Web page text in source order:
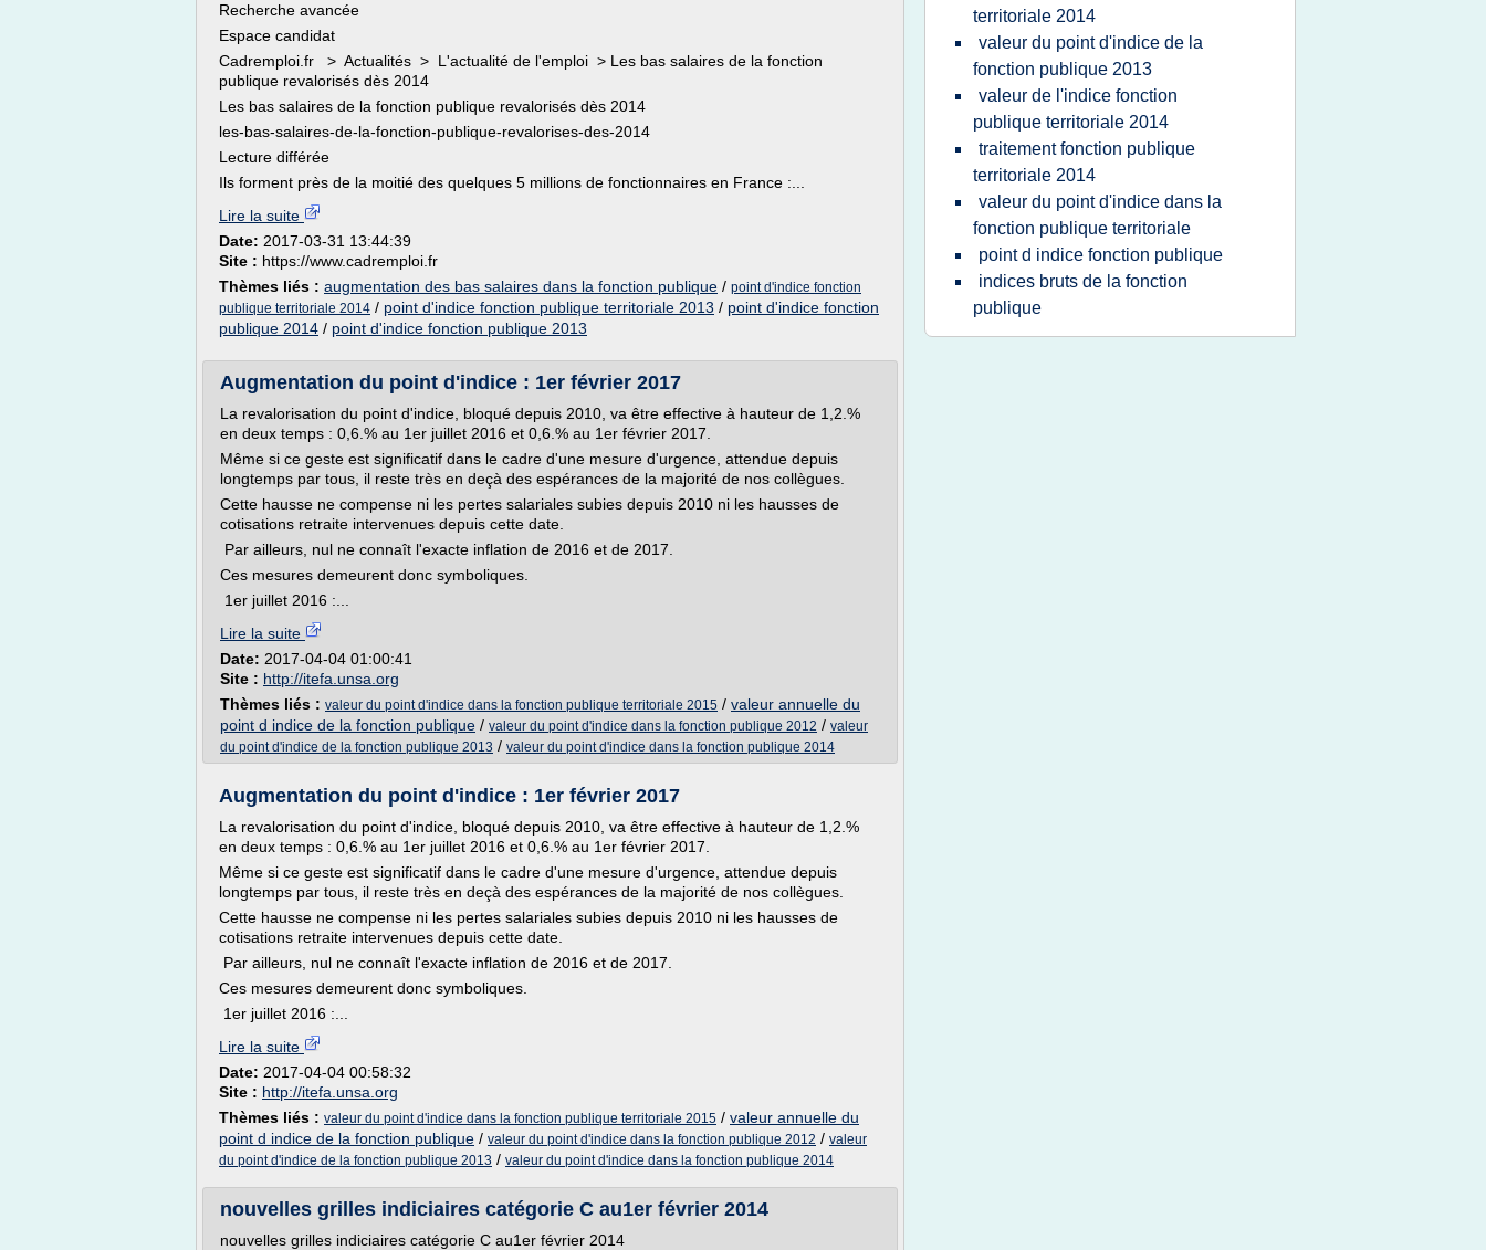
Recherche avancée
Espace candidat
Cadremploi.fr > Actualités > L'actualité de l'emploi > Les bas salaires de la fonction
publique revalorisés dès 2014
Les bas salaires de la fonction publique revalorisés dès 2014
les-bas-salaires-de-la-fonction-publique-revalorises-des-2014
Lecture différée
Ils forment près de la moitié des quelques 5 millions de fonctionnaires en France :...
Lire la suite
Date: 2017-03-31 13:44:39
Site : https://www.cadremploi.fr
Thèmes liés : augmentation des bas salaires dans la fonction publique / point d'indice fonction
publique territoriale 2014 / point d'indice fonction publique territoriale 2013 / point d'indice fonction
publique 2014 / point d'indice fonction publique 2013
Augmentation du point d'indice : 1er février 2017
La revalorisation du point d'indice, bloqué depuis 2010, va être effective à hauteur de 1,2.%
en deux temps : 0,6.% au 1er juillet 2016 et 0,6.% au 1er février 2017.
Même si ce geste est significatif dans le cadre d'une mesure d'urgence, attendue depuis
longtemps par tous, il reste très en deçà des espérances de la majorité de nos collègues.
Cette hausse ne compense ni les pertes salariales subies depuis 2010 ni les hausses de
cotisations retraite intervenues depuis cette date.
Par ailleurs, nul ne connaît l'exacte inflation de 2016 et de 2017.
Ces mesures demeurent donc symboliques.
1er juillet 2016 :...
Lire la suite
Date: 2017-04-04 01:00:41
Site : http://itefa.unsa.org
Thèmes liés : valeur du point d'indice dans la fonction publique territoriale 2015 / valeur annuelle du
point d indice de la fonction publique / valeur du point d'indice dans la fonction publique 2012 / valeur
du point d'indice de la fonction publique 2013 / valeur du point d'indice dans la fonction publique 2014
Augmentation du point d'indice : 1er février 2017
La revalorisation du point d'indice, bloqué depuis 2010, va être effective à hauteur de 1,2.%
en deux temps : 0,6.% au 1er juillet 2016 et 0,6.% au 1er février 2017.
Même si ce geste est significatif dans le cadre d'une mesure d'urgence, attendue depuis
longtemps par tous, il reste très en deçà des espérances de la majorité de nos collègues.
Cette hausse ne compense ni les pertes salariales subies depuis 2010 ni les hausses de
cotisations retraite intervenues depuis cette date.
Par ailleurs, nul ne connaît l'exacte inflation de 2016 et de 2017.
Ces mesures demeurent donc symboliques.
1er juillet 2016 :...
Lire la suite
Date: 2017-04-04 00:58:32
Site : http://itefa.unsa.org
Thèmes liés : valeur du point d'indice dans la fonction publique territoriale 2015 / valeur annuelle du
point d indice de la fonction publique / valeur du point d'indice dans la fonction publique 2012 / valeur
du point d'indice de la fonction publique 2013 / valeur du point d'indice dans la fonction publique 2014
nouvelles grilles indiciaires catégorie C au1er février 2014
nouvelles grilles indiciaires catégorie C au1er février 2014
territoriale 2014
valeur du point d'indice de la
fonction publique 2013
valeur de l'indice fonction
publique territoriale 2014
traitement fonction publique
territoriale 2014
valeur du point d'indice dans la
fonction publique territoriale
point d indice fonction publique
indices bruts de la fonction
publique